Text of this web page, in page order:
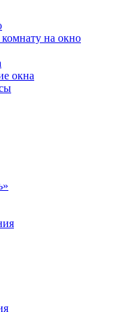
на окно
окна